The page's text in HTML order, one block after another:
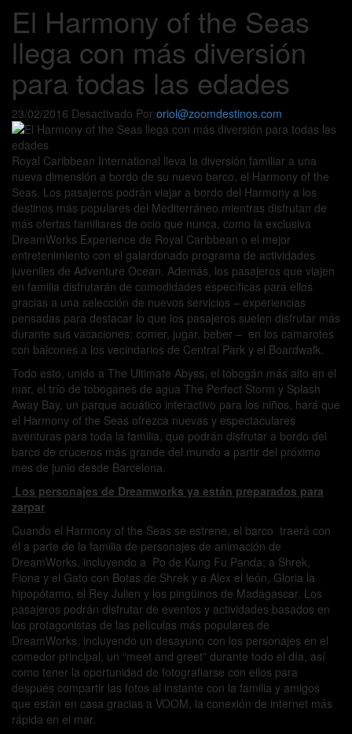
El Harmony of the Seas
llega con más diversión
para todas las edades
23/02/2016 Desactivado Por oriol@zoomdestinos.com
Royal Caribbean International lleva la diversión familiar a una
nueva dimensión a bordo de su nuevo barco, el Harmony of the
Seas. Los pasajeros podrán viajar a bordo del Harmony a los
destinos más populares del Mediterráneo mientras disfrutan de
más ofertas familiares de ocio que nunca, como la exclusiva
DreamWorks Experience de Royal Caribbean o el mejor
entretenimiento con el galardonado programa de actividades
juveniles de Adventure Ocean. Además, los pasajeros que viajen
en familia disfrutarán de comodidades específicas para ellos
gracias a una selección de nuevos servicios – experiencias
pensadas para destacar lo que los pasajeros suelen disfrutar más
durante sus vacaciones: comer, jugar, beber – en los camarotes
con balcones a los vecindarios de Central Park y el Boardwalk.
Todo esto, unido a The Ultimate Abyss, el tobogán más alto en el
mar, el trío de toboganes de agua The Perfect Storm y Splash
Away Bay, un parque acuático interactivo para los niños, hará que
el Harmony of the Seas ofrezca nuevas y espectaculares
aventuras para toda la familia, que podrán disfrutar a bordo del
barco de cruceros más grande del mundo a partir del próximo
mes de junio desde Barcelona.
Los personajes de Dreamworks ya están preparados para
zarpar
Cuando el Harmony of the Seas se estrene, el barco traerá con
él a parte de la familia de personajes de animación de
DreamWorks, incluyendo a Po de Kung Fu Panda; a Shrek,
Fiona y el Gato con Botas de Shrek y a Alex el león, Gloria la
hipopótamo, el Rey Julien y los pingüinos de Madagascar. Los
pasajeros podrán disfrutar de eventos y actividades basados en
los protagonistas de las películas más populares de
DreamWorks, incluyendo un desayuno con los personajes en el
comedor principal, un “meet and greet” durante todo el día, así
como tener la oportunidad de fotografiarse con ellos para
después compartir las fotos al instante con la familia y amigos
que están en casa gracias a VOOM, la conexión de internet más
rápida en el mar.